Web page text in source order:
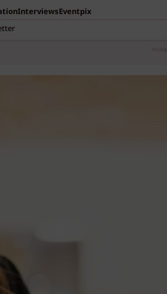
InterviewsEventpix
Anzeige